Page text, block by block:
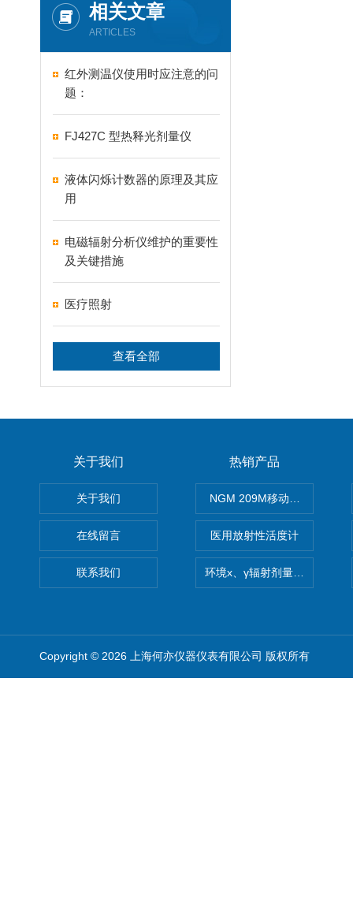
相关文章
ARTICLES
红外测温仪使用时应注意的问
题：
FJ427C 型热释光剂量仪
液体闪烁计数器的原理及其应
用
电磁辐射分析仪维护的重要性
及关键措施
医疗照射
查看全部
关于我们
关于我们
在线留言
联系我们
热销产品
NGM 209M移动式惰性气体
医用放射性活度计
环境x、γ辐射剂量率仪
Copyright © 2026 上海何亦仪器仪表有限公司 版权所有